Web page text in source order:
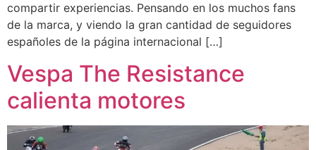
compartir experiencias. Pensando en los muchos fans
de la marca, y viendo la gran cantidad de seguidores
españoles de la página internacional […]
Vespa The Resistance
calienta motores